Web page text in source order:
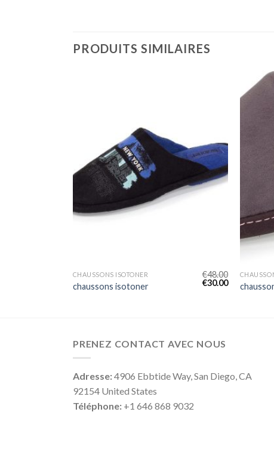
PRODUITS SIMILAIRES
CHAUSSONS ISOTONER
chaussons isotoner
€48.00
€30.00
PRENEZ CONTACT AVEC NOUS
Adresse:4906 Ebbtide Way, San Diego, CA
92154 United States
Téléphone: +1 646 868 9032